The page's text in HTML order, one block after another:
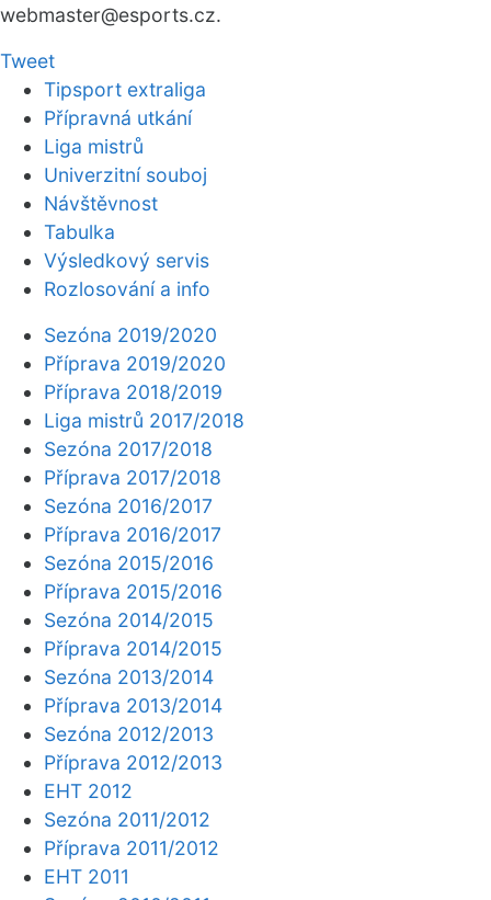
webmaster@esports.cz.
Tweet
Tipsport extraliga
Přípravná utkání
Liga mistrů
Univerzitní souboj
Návštěvnost
Tabulka
Výsledkový servis
Rozlosování a info
Sezóna 2019/2020
Příprava 2019/2020
Příprava 2018/2019
Liga mistrů 2017/2018
Sezóna 2017/2018
Příprava 2017/2018
Sezóna 2016/2017
Příprava 2016/2017
Sezóna 2015/2016
Příprava 2015/2016
Sezóna 2014/2015
Příprava 2014/2015
Sezóna 2013/2014
Příprava 2013/2014
Sezóna 2012/2013
Příprava 2012/2013
EHT 2012
Sezóna 2011/2012
Příprava 2011/2012
EHT 2011